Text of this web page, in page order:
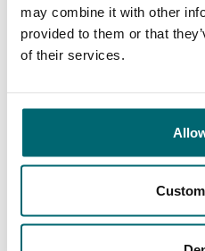
may combine it with other
provided to them or that
of their services.
Al ruim vier jaar
Leiden jaarlijks
dan één of meerdere
klanten naar toe te
Carp Specialist
Carp Specialist
onaangename
9/10